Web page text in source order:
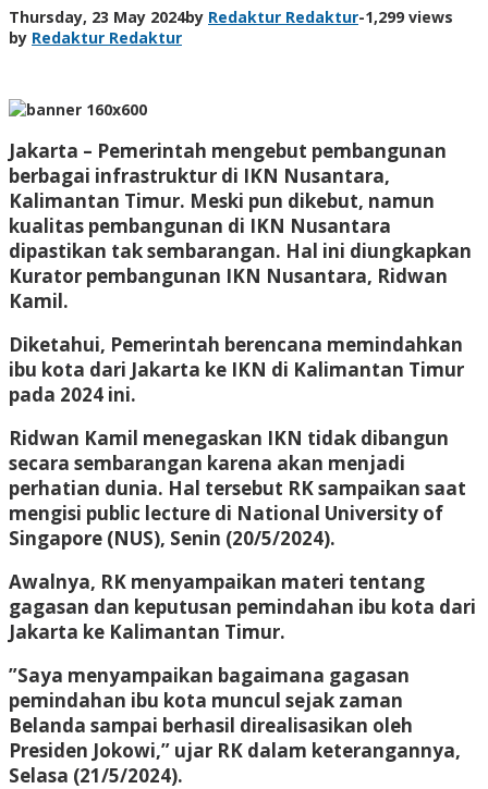
Thursday, 23 May 2024by Redaktur Redaktur-1,299 views
by Redaktur Redaktur
Jakarta – Pemerintah mengebut pembangunan
berbagai infrastruktur di IKN Nusantara,
Kalimantan Timur. Meski pun dikebut, namun
kualitas pembangunan di IKN Nusantara
dipastikan tak sembarangan. Hal ini diungkapkan
Kurator pembangunan IKN Nusantara, Ridwan
Kamil.
Diketahui, Pemerintah berencana memindahkan
ibu kota dari Jakarta ke IKN di Kalimantan Timur
pada 2024 ini.
Ridwan Kamil menegaskan IKN tidak dibangun
secara sembarangan karena akan menjadi
perhatian dunia. Hal tersebut RK sampaikan saat
mengisi public lecture di National University of
Singapore (NUS), Senin (20/5/2024).
Awalnya, RK menyampaikan materi tentang
gagasan dan keputusan pemindahan ibu kota dari
Jakarta ke Kalimantan Timur.
”Saya menyampaikan bagaimana gagasan
pemindahan ibu kota muncul sejak zaman
Belanda sampai berhasil direalisasikan oleh
Presiden Jokowi,” ujar RK dalam keterangannya,
Selasa (21/5/2024).